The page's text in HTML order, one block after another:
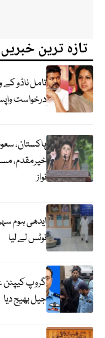
تازہ ترین خبریں
تامل ناڈو
درخواست
پاکستان،
خیرمقدم،
نواز
ایدھی ہوم
نوٹس لے لیا
گروپ کیپٹن
جیل بھیج دیا